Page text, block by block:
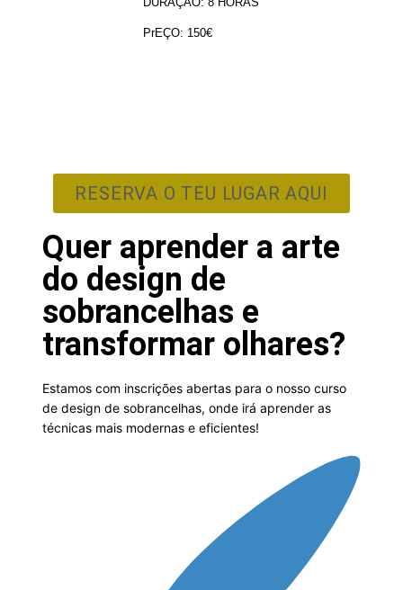
PrEÇO: 150€
RESERVA O TEU LUGAR AQUI
Quer aprender a arte
do design de
sobrancelhas e
transformar olhares?
Estamos com inscrições abertas para o nosso curso
de design de sobrancelhas, onde irá aprender as
técnicas mais modernas e eficientes!